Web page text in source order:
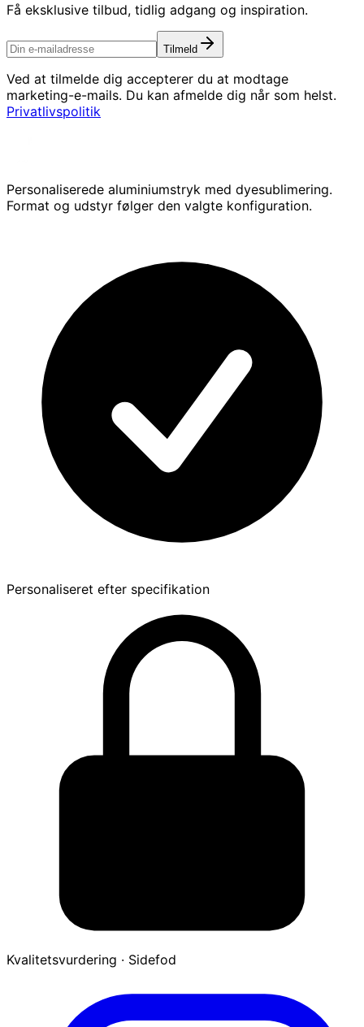
Få eksklusive tilbud, tidlig adgang og inspiration.
Tilmeld
Ved at tilmelde dig accepterer du at modtage
marketing-e-mails. Du kan afmelde dig når som helst.
Privatlivspolitik
Personaliserede aluminiumstryk med dyesublimering.
Format og udstyr følger den valgte konfiguration.
Personaliseret efter specifikation
Kvalitetsvurdering · Sidefod